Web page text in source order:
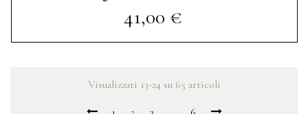
Prezzo
41,00 €
Visualizzati 13-24 su 65 articoli